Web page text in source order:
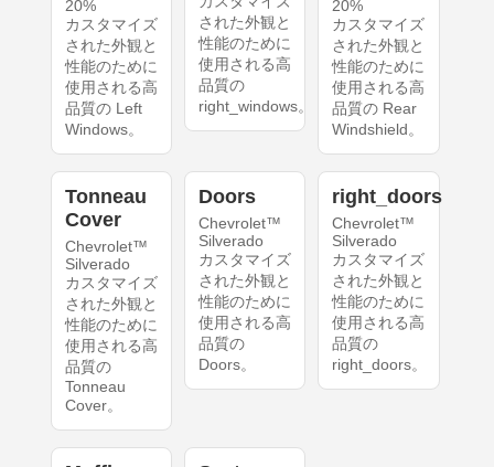
20%
カスタマイズ
された外観と
性能のために
使用される高
品質の Left
Windows。
された外観と
性能のために
使用される高
品質の
right_windows。
20%
カスタマイズ
された外観と
性能のために
使用される高
品質の Rear
Windshield。
Tonneau
Cover
Chevrolet™
Silverado
カスタマイズ
された外観と
性能のために
使用される高
品質の
Tonneau
Cover。
Doors
Chevrolet™
Silverado
カスタマイズ
された外観と
性能のために
使用される高
品質の
Doors。
right_doors
Chevrolet™
Silverado
カスタマイズ
された外観と
性能のために
使用される高
品質の
right_doors。